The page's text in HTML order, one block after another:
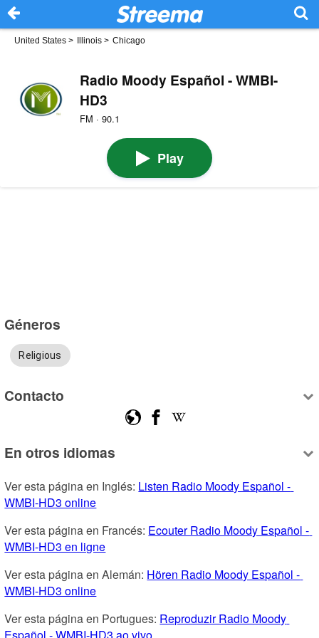
United States > Illinois > Chicago
Radio Moody Español - WMBI-
HD3
FM · 90.1
Play
Géneros
Religious
Contacto
En otros idiomas
Ver esta página en Inglés: Listen Radio Moody Español -
WMBI-HD3 online
Ver esta página en Francés: Ecouter Radio Moody Español -
WMBI-HD3 en ligne
Ver esta página en Alemán: Hören Radio Moody Español -
WMBI-HD3 online
Ver esta página en Portugues: Reproduzir Radio Moody
Español - WMBI-HD3 ao vivo